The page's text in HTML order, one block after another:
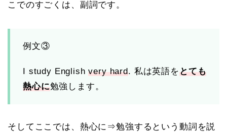
こでのすごくは、副詞です。
例文③
I study Englishvery hard. 私は英語をとても
熱心に勉強します。
そしてここでは、熱心に⇒勉強するという動詞を説